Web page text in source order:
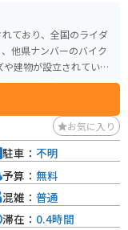
ており、全国のライダ
他県ナンバーのバイク
あり、神社とは思えな
あります。 初詣の
ても混んでいます。
お気に入り
駐車： 不明
予算： 無料
混雑： 普通
滞在： 0.4時間